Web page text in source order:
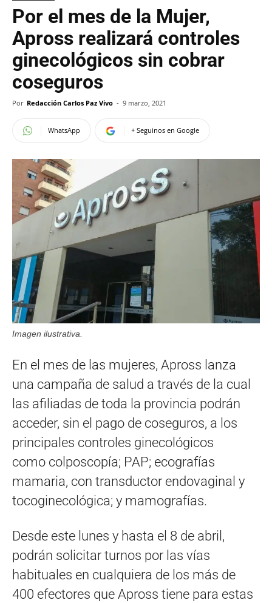
Por el mes de la Mujer,
Apross realizará controles
ginecológicos sin cobrar
coseguros
Por Redacción Carlos Paz Vivo - 9 marzo, 2021
WhatsApp + Seguinos en Google
Imagen ilustrativa.
En el mes de las mujeres, Apross lanza
una campaña de salud a través de la cual
las afiliadas de toda la provincia podrán
acceder, sin el pago de coseguros, a los
principales controles ginecológicos
como colposcopía; PAP; ecografías
mamaria, con transductor endovaginal y
tocoginecológica; y mamografías.
Desde este lunes y hasta el 8 de abril,
podrán solicitar turnos por las vías
habituales en cualquiera de los más de
400 efectores que Apross tiene para estas